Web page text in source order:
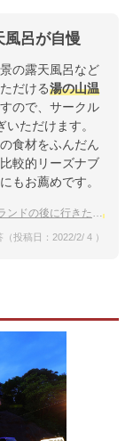
風呂が自慢
の露天風呂など
だける湯の山温
ので、サークル
ただけます。
食材をふんだん
較的リーズナブ
もお薦めです。
ドの後に行きたい 湯の
投稿日：2022/2/ 4 ）